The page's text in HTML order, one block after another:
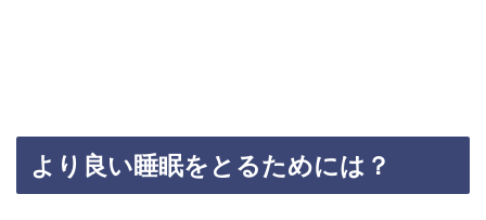
より良い睡眠をとるためには？